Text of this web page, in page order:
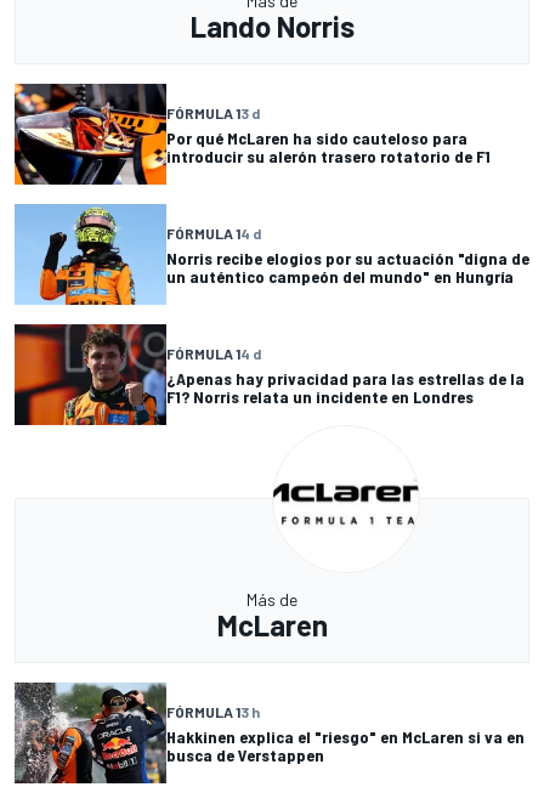
Lando Norris
FÓRMULA 13 d
Por qué McLaren ha sido cauteloso para
introducir su alerón trasero rotatorio de F1
FÓRMULA 14 d
Norris recibe elogios por su actuación "digna de
un auténtico campeón del mundo" en Hungría
FÓRMULA 14 d
¿Apenas hay privacidad para las estrellas de la
F1? Norris relata un incidente en Londres
Más de
McLaren
FÓRMULA 13 h
Hakkinen explica el "riesgo" en McLaren si va en
busca de Verstappen